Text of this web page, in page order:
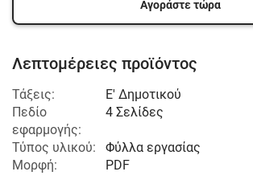
Αγοράστε τώρα
Λεπτομέρειες προϊόντος
Τάξεις:
Ε' Δημοτικού
Πεδίο
εφαρμογής:
4 Σελίδες
Τύπος υλικού:
Φύλλα εργασίας
Μορφή:
PDF